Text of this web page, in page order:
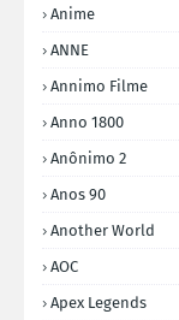
Anime
ANNE
Annimo Filme
Anno 1800
Anônimo 2
Anos 90
Another World
AOC
Apex Legends